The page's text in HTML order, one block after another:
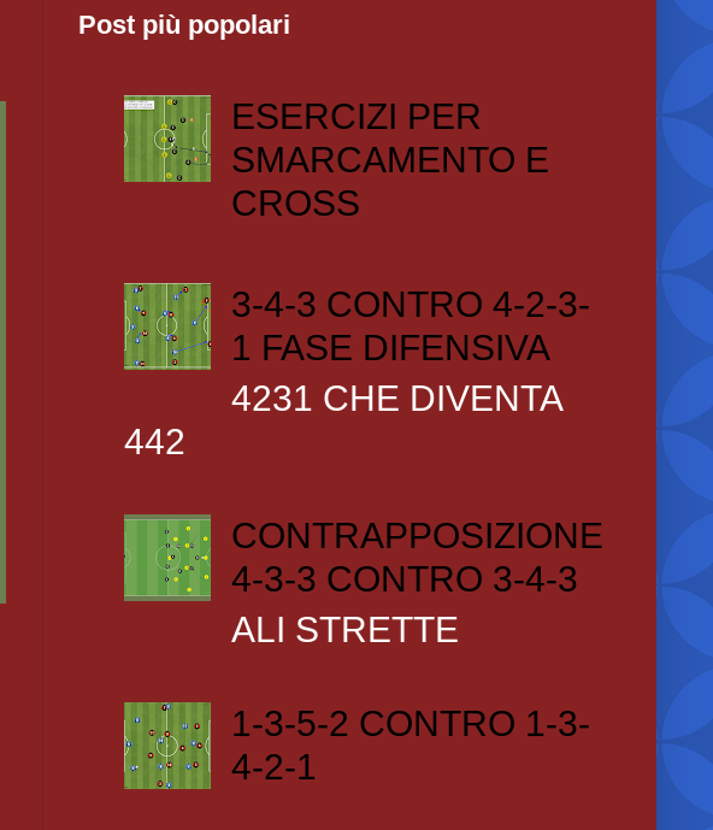
Post più popolari
ESERCIZI PER
SMARCAMENTO E
CROSS
3-4-3 CONTRO 4-2-3-
1 FASE DIFENSIVA
4231 CHE DIVENTA
442
CONTRAPPOSIZIONE
4-3-3 CONTRO 3-4-3
ALI STRETTE
1-3-5-2 CONTRO 1-3-
4-2-1